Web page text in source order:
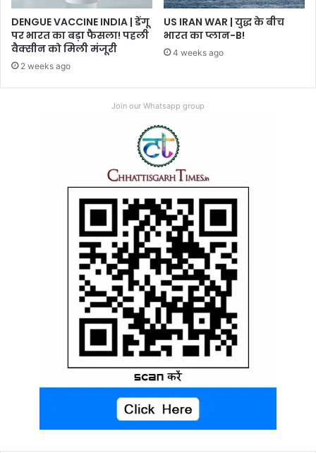
DENGUE VACCINE INDIA | डेंगू
पर भारत का बड़ा फैसला! पहली
वैक्सीन को मिली मंजूरी
2 weeks ago
US IRAN WAR | युद्ध के बीच
भारत का प्लान-B!
4 weeks ago
Join our Whatsapp group